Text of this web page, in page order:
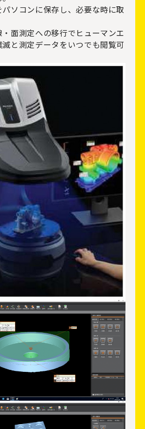
ソコンに保存し、必要な時に取
面測定への移行でヒューマンエ
と測定データをいつでも閲覧可